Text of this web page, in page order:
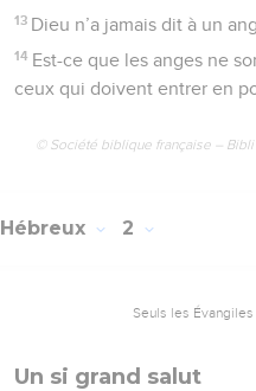
13 Dieu n’a jamais dit à un
14 Est-ce que les anges ne
ceux qui doivent entrer en
© Société biblique française –
Hébreux 2
Seuls les
Un si grand salut